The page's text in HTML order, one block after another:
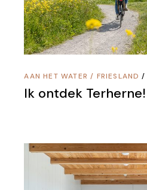
AAN HET WATER / FRIESLAND
Ik ontdek Terherne!